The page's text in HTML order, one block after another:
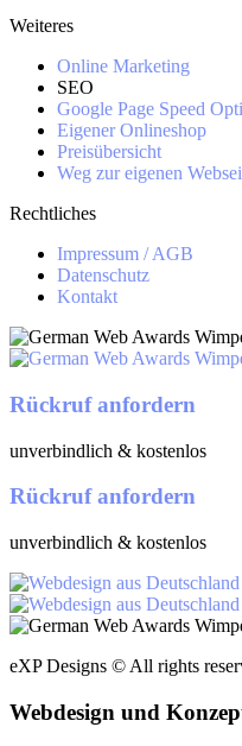
Weiteres
Online Marketing
SEO
Google Page Speed
Eigener Onlineshop
Preisübersicht
Weg zur eigenen
Rechtliches
Impressum / AGB
Datenschutz
Kontakt
Rückruf anfordern
unverbindlich & kostenlos
Rückruf anfordern
unverbindlich & kostenlos
eXP Designs © All rights
Webdesign und